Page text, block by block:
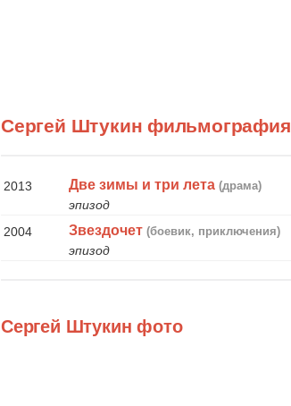
Сергей Штукин фильмография
2013 Две зимы и три лета (драма)
эпизод
2004
Звездочет (боевик, приключения)
эпизод
Сергей Штукин фото